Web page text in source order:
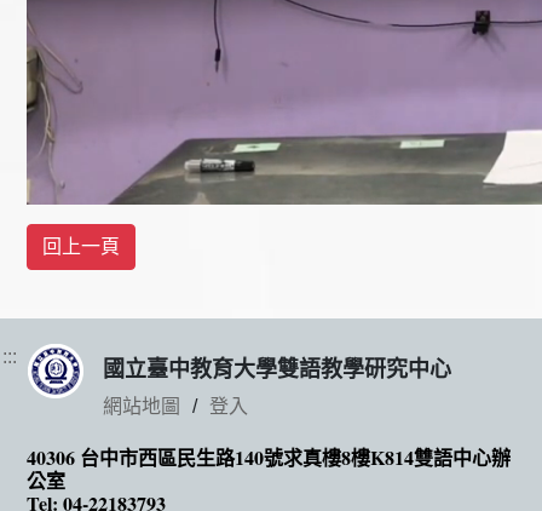
國立臺中教育大學雙語教學研究中心
網站地圖 登入
:::
40306 台中市西區民生路140號求真樓8樓K814雙語中心辦
公室
Tel: 04-22183793